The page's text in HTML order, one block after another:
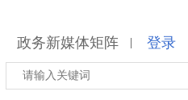
政务新媒体矩阵 | 登录